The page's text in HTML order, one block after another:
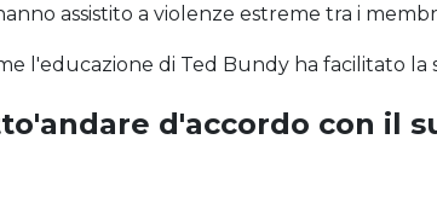
assistito a violenze estreme tra i
l'educazione di Ted Bundy ha facilitato la
d'accordo con il